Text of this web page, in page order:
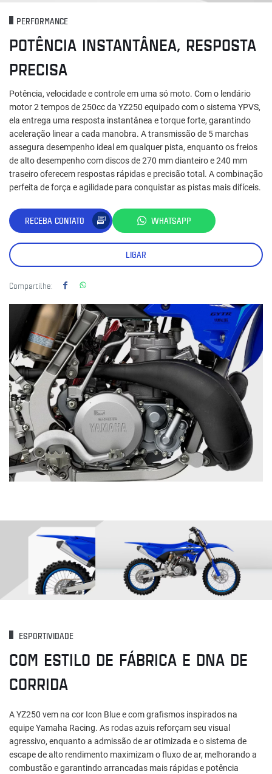
PERFORMANCE
POTÊNCIA INSTANTÂNEA, RESPOSTA
PRECISA
Potência, velocidade e controle em uma só moto. Com o lendário
motor 2 tempos de 250cc da YZ250 equipado com o sistema YPVS,
ela entrega uma resposta instantânea e torque forte, garantindo
aceleração linear a cada manobra. A transmissão de 5 marchas
assegura desempenho ideal em qualquer pista, enquanto os freios
de alto desempenho com discos de 270 mm dianteiro e 240 mm
traseiro oferecem respostas rápidas e precisão total. A combinação
perfeita de força e agilidade para conquistar as pistas mais difíceis.
RECEBA CONTATO WHATSAPP
LIGAR
Compartilhe:
ESPORTIVIDADE
COM ESTILO DE FÁBRICA E DNA DE
CORRIDA
A YZ250 vem na cor Icon Blue e com grafismos inspirados na
equipe Yamaha Racing. As rodas azuis reforçam seu visual
agressivo, enquanto a admissão de ar otimizada e o sistema de
escape de alto rendimento maximizam o fluxo de ar, melhorando a
combustão e garantindo arrancadas mais rápidas e potência